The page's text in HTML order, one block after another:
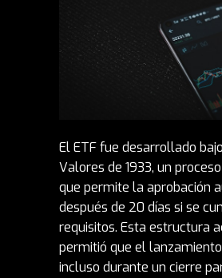
El ETF fue desarrollado
Valores de 1933, un
que permite la aprobación
después de 20 días si se
requisitos. Esta estructura
permitió que el
incluso durante un cierre